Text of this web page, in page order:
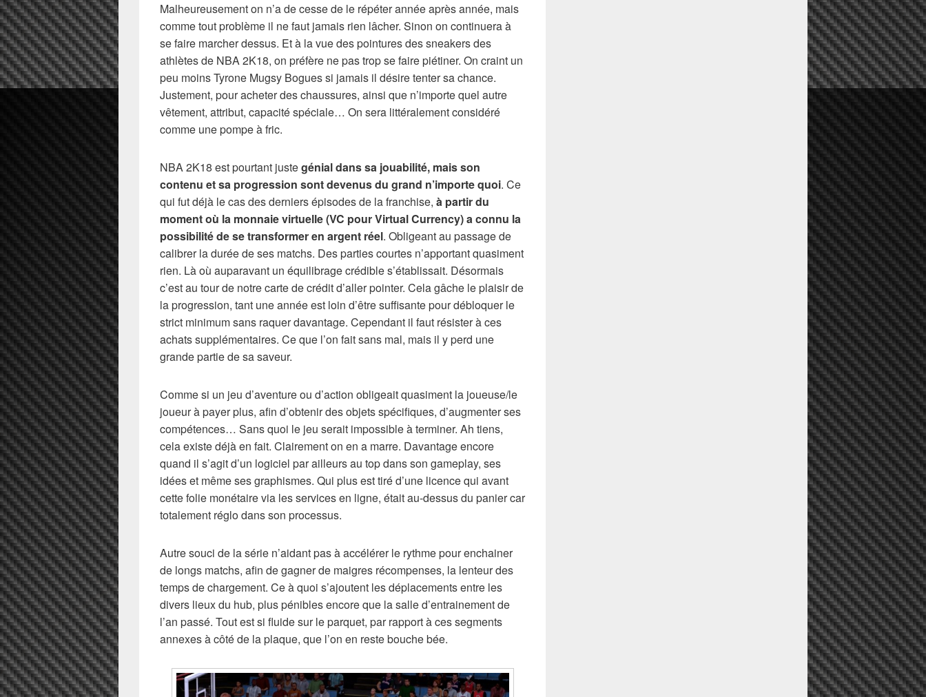
Malheureusement on n’a de cesse de le répéter année après année, mais
comme tout problème il ne faut jamais rien lâcher. Sinon on continuera à
se faire marcher dessus. Et à la vue des pointures des sneakers des
athlètes de NBA 2K18, on préfère ne pas trop se faire piétiner. On craint un
peu moins Tyrone Mugsy Bogues si jamais il désire tenter sa chance.
Justement, pour acheter des chaussures, ainsi que n’importe quel autre
vêtement, attribut, capacité spéciale… On sera littéralement considéré
comme une pompe à fric.
NBA 2K18 est pourtant justegénial dans sa jouabilité, mais son
contenu et sa progression sont devenus du grand n’importe quoi. Ce
qui fut déjà le cas des derniers épisodes de la franchise, à partir du
moment où la monnaie virtuelle (VC pour Virtual Currency) a connu la
possibilité de se transformer en argent réel. Obligeant au passage de
calibrer la durée de ses matchs. Des parties courtes n’apportant quasiment
rien. Là où auparavant un équilibrage crédible s’établissait. Désormais
c’est au tour de notre carte de crédit d’aller pointer. Cela gâche le plaisir de
la progression, tant une année est loin d’être suffisante pour débloquer le
strict minimum sans raquer davantage. Cependant il faut résister à ces
achats supplémentaires. Ce que l’on fait sans mal, mais il y perd une
grande partie de sa saveur.
Comme si un jeu d’aventure ou d’action obligeait quasiment la joueuse/le
joueur à payer plus, afin d’obtenir des objets spécifiques, d’augmenter ses
compétences… Sans quoi le jeu serait impossible à terminer. Ah tiens,
cela existe déjà en fait. Clairement on en a marre. Davantage encore
quand il s’agit d’un logiciel par ailleurs au top dans son gameplay, ses
idées et même ses graphismes. Qui plus est tiré d’une licence qui avant
cette folie monétaire via les services en ligne, était au-dessus du panier car
totalement réglo dans son processus.
Autre souci de la série n’aidant pas à accélérer le rythme pour enchainer
de longs matchs, afin de gagner de maigres récompenses, la lenteur des
temps de chargement. Ce à quoi s’ajoutent les déplacements entre les
divers lieux du hub, plus pénibles encore que la salle d’entrainement de
l’an passé. Tout est si fluide sur le parquet, par rapport à ces segments
annexes à côté de la plaque, que l’on en reste bouche bée.